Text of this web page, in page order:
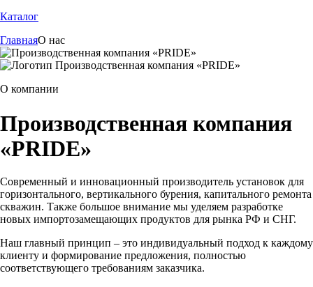
Каталог
ГлавнаяО нас
О компании
Производственная компания
«PRIDE»
Современный и инновационный производитель установок для
горизонтального, вертикального бурения, капитального ремонта
скважин. Также большое внимание мы уделяем разработке
новых импортозамещающих продуктов для рынка РФ и СНГ.
Наш главный принцип – это индивидуальный подход к каждому
клиенту и формирование предложения, полностью
соответствующего требованиям заказчика.